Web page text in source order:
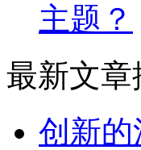
主题？
最新文章
创新